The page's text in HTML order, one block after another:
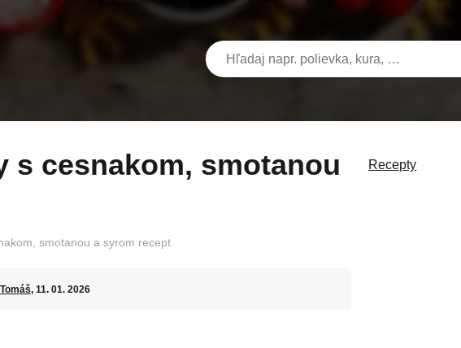
smotanou a syrom recept
Tomáš, 11. 01. 2026
Recepty